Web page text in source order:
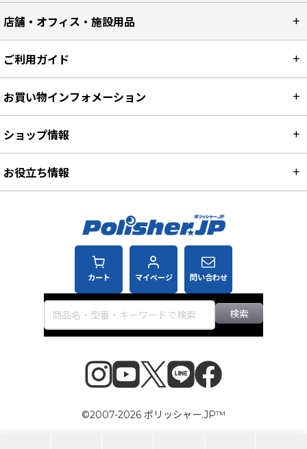
店舗・オフィス・施設用品
カート マイページ 問い合わせ
検索
ご利用ガイド
お買い物インフォメーション
ショップ情報
お役立ち情報
©2007-2026 ポリッシャー.JP™